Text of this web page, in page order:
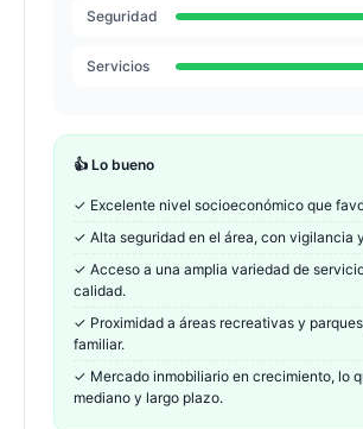
Seguridad
Servicios
👍 Lo bueno
✓ Excelente nivel socioeconómico que
✓ Alta seguridad en el área, con vigilancia
✓ Acceso a una amplia variedad de
calidad.
✓ Proximidad a áreas recreativas y
familiar.
✓ Mercado inmobiliario en crecimiento, lo
mediano y largo plazo.